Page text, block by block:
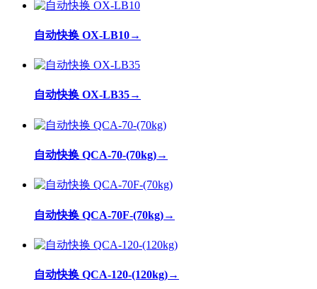
自动快换 OX-LB10→
自动快换 OX-LB35→
自动快换 QCA-70-(70kg)→
自动快换 QCA-70F-(70kg)→
自动快换 QCA-120-(120kg)→